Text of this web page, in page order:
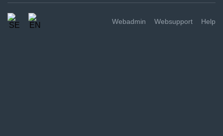
Webadmin Websupport Help